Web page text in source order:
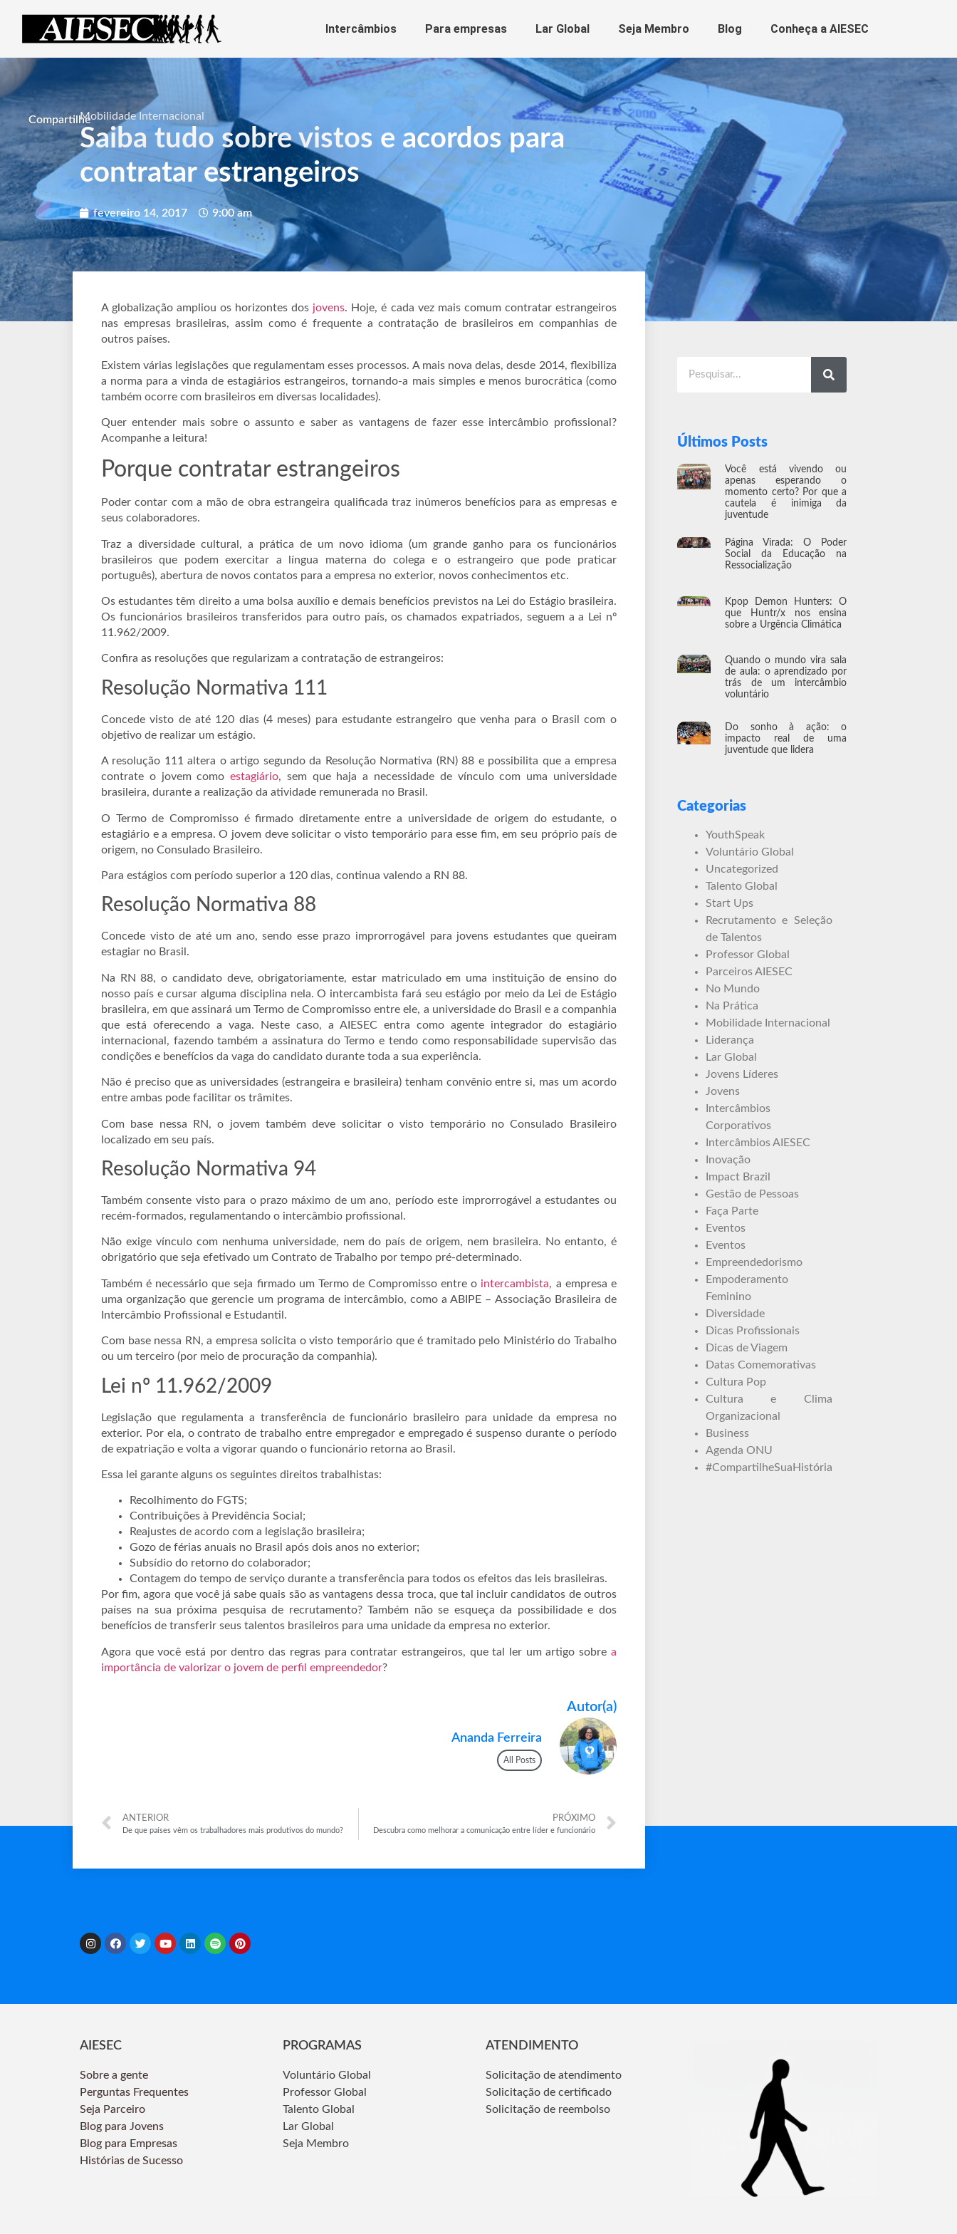
Intercâmbios Para empresas Lar Global Seja Membro Blog Conheça a AIESEC
Mobilidade Internacional
Saiba tudo sobre vistos e acordos para
contratar estrangeiros
fevereiro 14, 2017 9:00 am
A globalização ampliou os horizontes dos jovens. Hoje, é cada vez mais comum contratar estrangeiros
nas empresas brasileiras, assim como é frequente a contratação de brasileiros em companhias de
outros países.
Existem várias legislações que regulamentam esses processos. A mais nova delas, desde 2014, flexibiliza
a norma para a vinda de estagiários estrangeiros, tornando-a mais simples e menos burocrática (como
também ocorre com brasileiros em diversas localidades).
Quer entender mais sobre o assunto e saber as vantagens de fazer esse intercâmbio profissional?
Acompanhe a leitura!
Porque contratar estrangeiros
Poder contar com a mão de obra estrangeira qualificada traz inúmeros benefícios para as empresas e
seus colaboradores.
Traz a diversidade cultural, a prática de um novo idioma (um grande ganho para os funcionários
brasileiros que podem exercitar a língua materna do colega e o estrangeiro que pode praticar
português), abertura de novos contatos para a empresa no exterior, novos conhecimentos etc.
Os estudantes têm direito a uma bolsa auxílio e demais benefícios previstos na Lei do Estágio brasileira.
Os funcionários brasileiros transferidos para outro país, os chamados expatriados, seguem a a Lei nº
11.962/2009.
Confira as resoluções que regularizam a contratação de estrangeiros:
Resolução Normativa 111
Concede visto de até 120 dias (4 meses) para estudante estrangeiro que venha para o Brasil com o
objetivo de realizar um estágio.
A resolução 111 altera o artigo segundo da Resolução Normativa (RN) 88 e possibilita que a empresa
contrate o jovem comoestagiário, sem que haja a necessidade de vínculo com uma universidade
brasileira, durante a realização da atividade remunerada no Brasil.
O Termo de Compromisso é firmado diretamente entre a universidade de origem do estudante, o
estagiário e a empresa. O jovem deve solicitar o visto temporário para esse fim, em seu próprio país de
origem, no Consulado Brasileiro.
Para estágios com período superior a 120 dias, continua valendo a RN 88.
Resolução Normativa 88
Concede visto de até um ano, sendo esse prazo improrrogável para jovens estudantes que queiram
estagiar no Brasil.
Na RN 88, o candidato deve, obrigatoriamente, estar matriculado em uma instituição de ensino do
nosso país e cursar alguma disciplina nela. O intercambista fará seu estágio por meio da Lei de Estágio
brasileira, em que assinará um Termo de Compromisso entre ele, a universidade do Brasil e a companhia
que está oferecendo a vaga. Neste caso, a AIESEC entra como agente integrador do estagiário
internacional, fazendo também a assinatura do Termo e tendo como responsabilidade supervisão das
condições e benefícios da vaga do candidato durante toda a sua experiência.
Não é preciso que as universidades (estrangeira e brasileira) tenham convênio entre si, mas um acordo
entre ambas pode facilitar os trâmites.
Com base nessa RN, o jovem também deve solicitar o visto temporário no Consulado Brasileiro
localizado em seu país.
Resolução Normativa 94
Também consente visto para o prazo máximo de um ano, período este improrrogável a estudantes ou
recém-formados, regulamentando o intercâmbio profissional.
Não exige vínculo com nenhuma universidade, nem do país de origem, nem brasileira. No entanto, é
obrigatório que seja efetivado um Contrato de Trabalho por tempo pré-determinado.
Também é necessário que seja firmado um Termo de Compromisso entre o intercambista, a empresa e
uma organização que gerencie um programa de intercâmbio, como a ABIPE – Associação Brasileira de
Intercâmbio Profissional e Estudantil.
Com base nessa RN, a empresa solicita o visto temporário que é tramitado pelo Ministério do Trabalho
ou um terceiro (por meio de procuração da companhia).
Lei nº 11.962/2009
Legislação que regulamenta a transferência de funcionário brasileiro para unidade da empresa no
exterior. Por ela, o contrato de trabalho entre empregador e empregado é suspenso durante o período
de expatriação e volta a vigorar quando o funcionário retorna ao Brasil.
Essa lei garante alguns os seguintes direitos trabalhistas:
Recolhimento do FGTS;
Contribuições à Previdência Social;
Reajustes de acordo com a legislação brasileira;
Gozo de férias anuais no Brasil após dois anos no exterior;
Subsídio do retorno do colaborador;
Contagem do tempo de serviço durante a transferência para todos os efeitos das leis brasileiras.
Por fim, agora que você já sabe quais são as vantagens dessa troca, que tal incluir candidatos de outros
países na sua próxima pesquisa de recrutamento? Também não se esqueça da possibilidade e dos
benefícios de transferir seus talentos brasileiros para uma unidade da empresa no exterior.
Agora que você está por dentro das regras para contratar estrangeiros, que tal ler um artigo sobre a
importância de valorizar o jovem de perfil empreendedor?
Autor(a)
Ananda Ferreira
All Posts
ANTERIOR
De que países vêm os trabalhadores mais produtivos do mundo?
PRÓXIMO
Descubra como melhorar a comunicação entre líder e funcionário
Últimos Posts
Você está vivendo ou
apenas esperando o
momento certo? Por que a
cautela é inimiga da
juventude
Página Virada: O Poder
Social da Educação na
Ressocialização
Kpop Demon Hunters: O
que Huntr/x nos ensina
sobre a Urgência Climática
Quando o mundo vira sala
de aula: o aprendizado por
trás de um intercâmbio
voluntário
Do sonho à ação: o
impacto real de uma
juventude que lidera
Categorias
YouthSpeak
Voluntário Global
Uncategorized
Talento Global
Start Ups
Recrutamento e Seleção
de Talentos
Professor Global
Parceiros AIESEC
No Mundo
Na Prática
Mobilidade Internacional
Liderança
Lar Global
Jovens Líderes
Jovens
Intercâmbios
Corporativos
Intercâmbios AIESEC
Inovação
Impact Brazil
Gestão de Pessoas
Faça Parte
Eventos
Eventos
Empreendedorismo
Empoderamento
Feminino
Diversidade
Dicas Profissionais
Dicas de Viagem
Datas Comemorativas
Cultura Pop
Cultura e Clima
Organizacional
Business
Agenda ONU
#CompartilheSuaHistória
Compartilhe
AIESEC
Sobre a gente
Perguntas Frequentes
Seja Parceiro
Blog para Jovens
Blog para Empresas
Histórias de Sucesso
PROGRAMAS
Voluntário Global
Professor Global
Talento Global
Lar Global
Seja Membro
ATENDIMENTO
Solicitação de atendimento
Solicitação de certificado
Solicitação de reembolso